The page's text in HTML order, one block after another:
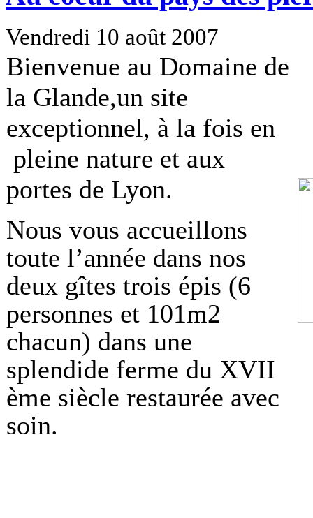
Vendredi 10 août 2007
Bienvenue au Domaine de
la Glande,un site
exceptionnel, à la fois en
pleine nature et aux
portes de Lyon.
Nous vous accueillons
toute l’année dans nos
deux gîtes trois épis (6
personnes et 101m2
chacun) dans une
splendide ferme du XVII
ème siècle restaurée avec
soin.